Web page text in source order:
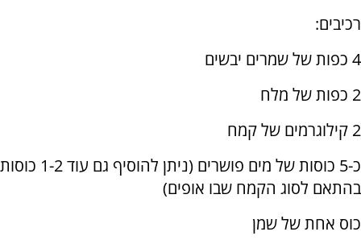
רכיבים:
4 כפות של שמרים יבשים
2 כפות של מלח
2 קילוגרמים של קמח
כ-5 כוסות של מים פושרים (ניתן להוסיף גם עוד 1-2 כוסות
בהתאם לסוג הקמח שבו אופים)
כוס אחת של שמן